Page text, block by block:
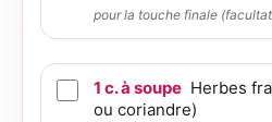
pour la touche finale
1 c. à soupe Herbes
ou coriandre)